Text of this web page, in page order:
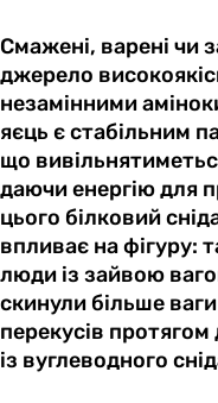
Смажені, варені чи
джерело
незамінними
яєць є стабільним
що
даючи енергію для
цього білковий
впливає на фігуру:
люди із зайвою
скинули більше
перекусів протягом
із вуглеводного